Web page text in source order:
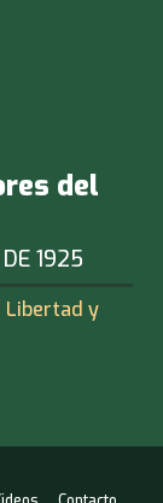
del
1925
Libertad y